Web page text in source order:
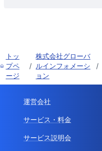
トッ
プペ
ージ
/
株式会社グローバ
ルインフォメーシ
ョン
/
運営会社
サービス・料金
サービス説明会